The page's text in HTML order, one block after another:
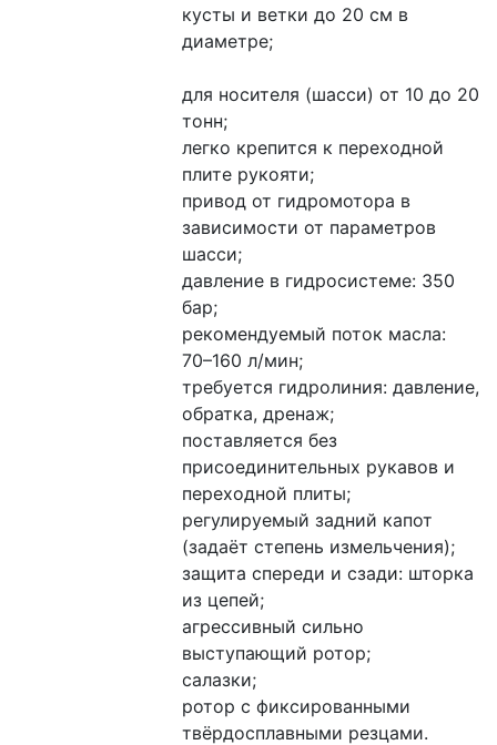
кусты и ветки до 20 см в
диаметре;
для носителя (шасси) от 10 до 20
тонн;
легко крепится к переходной
плите рукояти;
привод от гидромотора в
зависимости от параметров
шасси;
давление в гидросистеме: 350
бар;
рекомендуемый поток масла:
70–160 л/мин;
требуется гидролиния: давление,
обратка, дренаж;
поставляется без
присоединительных рукавов и
переходной плиты;
регулируемый задний капот
(задаёт степень измельчения);
защита спереди и сзади: шторка
из цепей;
агрессивный сильно
выступающий ротор;
салазки;
ротор с фиксированными
твёрдосплавными резцами.